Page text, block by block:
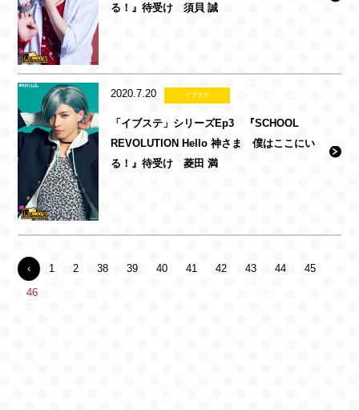
る！』待受け 須貝 誠
2020.7.20 イブステ
「イブステ」シリーズEp3 『SCHOOL
REVOLUTION Hello 神さま 僕はここにい
る！』待受け 菱田 満
‹ 1 2 38 39 40 41 42 43 44
45
46